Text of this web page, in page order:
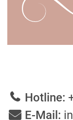
Hotline:
E-Mail: